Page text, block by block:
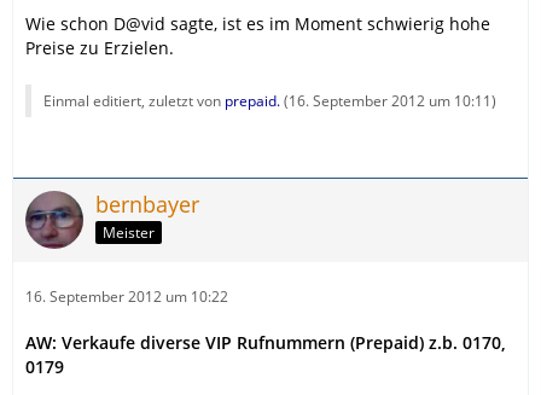
Wie schon D@vid sagte, ist es im Moment schwierig hohe
Preise zu Erzielen.
Einmal editiert, zuletzt von prepaid.(16. September 2012 um 10:11)
bernbayer
Meister
16. September 2012 um 10:22
AW: Verkaufe diverse VIP Rufnummern (Prepaid) z.b. 0170,
0179